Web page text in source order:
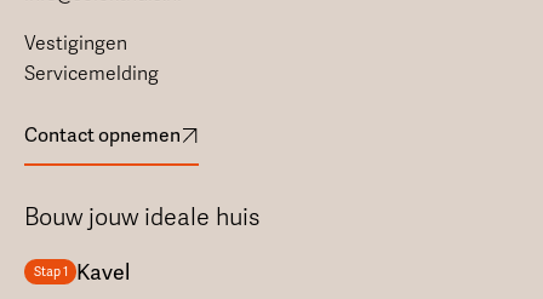
Vestigingen
Servicemelding
Contact opnemen
Bouw jouw ideale huis
Stap 1 Kavel